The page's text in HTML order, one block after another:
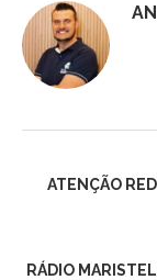
ATENÇÃO
RÁDIO